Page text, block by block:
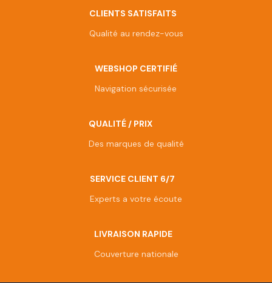
CLIENTS SATISFAITS
Qualité au rendez-vous
WEBSHOP CERTIFIÉ
Navigation sécurisée
QUALITÉ / PRIX
Des marques de qualité
SERVICE CLIENT 6/7
Experts a votre écoute
LIVRAISON RAPIDE
Couverture nationale